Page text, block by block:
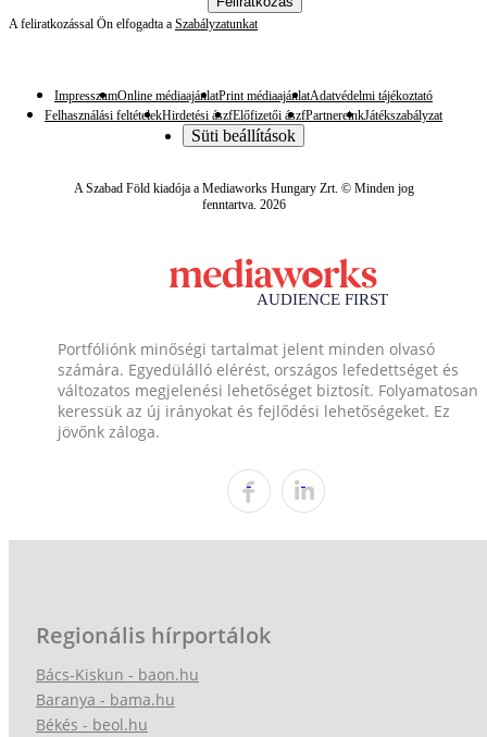
A feliratkozással Ön elfogadta a Szabályzatunkat
ImpresszumOnline médiaajánlatPrint médiaajánlatAdatvédelmi tájékoztató
Felhasználási feltételekHirdetési ászfElőfizetői ászfPartnereinkJátékszabályzat
Süti beállítások
A Szabad Föld kiadója a Mediaworks Hungary Zrt. © Minden jog
fenntartva. 2026
Portfóliónk minőségi tartalmat jelent minden olvasó
számára. Egyedülálló elérést, országos lefedettséget és
változatos megjelenési lehetőséget biztosít. Folyamatosan
keressük az új irányokat és fejlődési lehetőségeket. Ez
jövőnk záloga.
Regionális hírportálok
Bács-Kiskun - baon.hu
Baranya - bama.hu
Békés - beol.hu